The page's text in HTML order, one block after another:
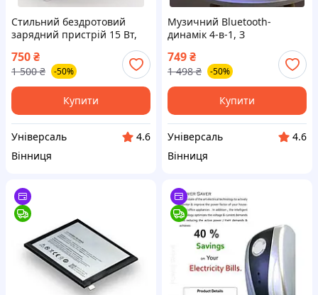
Стильний бездротовий
зарядний пристрій 15 Вт,
Будильник 4-в-1 Bluetooth-
динамік
750₴
1 500 ₴ -50%
Купити
Універсаль
4.6
Вінниця
Музичний Bluetooth-
динамік 4-в-1, З
пристроєм будильником
підсвічуванням 15 Вт JM
749₴
1 498 ₴ -50%
Купити
Універсаль
4.6
Вінниця